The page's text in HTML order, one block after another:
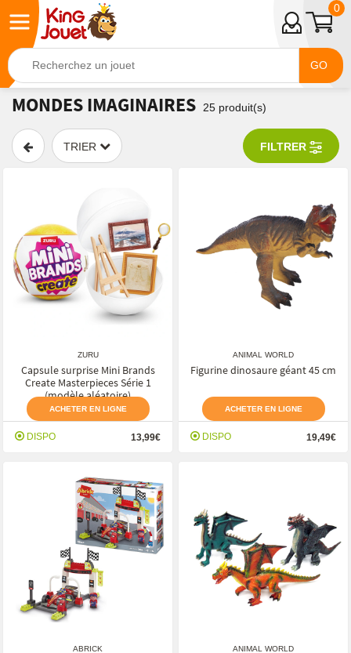
GO
0
MONDES IMAGINAIRES 25 produit(s)
TRIER FILTRER
ZURU
Capsule surprise Mini Brands
Create Masterpieces Série 1
(modèle aléatoire)
ACHETER EN LIGNE
DISPO 13,99€
ANIMAL WORLD
Figurine dinosaure géant 45 cm
ACHETER EN LIGNE
DISPO 19,49€
ABRICK ANIMAL WORLD